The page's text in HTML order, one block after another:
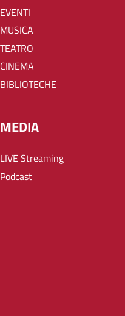
EVENTI
MUSICA
TEATRO
CINEMA
BIBLIOTECHE
MEDIA
LIVE Streaming
Podcast